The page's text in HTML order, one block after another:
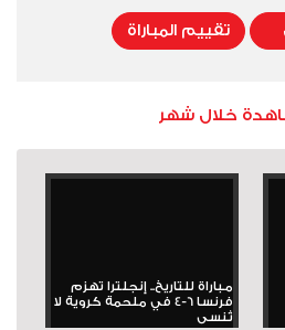
تقييم المباراة
خلال شهر
مباراة للتاريخ.. إنجلترا تهزم
فرنسا 6-4 في ملحمة كروية لا
تُنسى